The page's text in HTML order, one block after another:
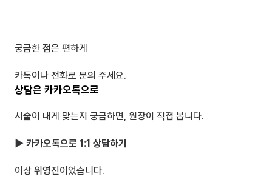
궁금한 점은 편하게
카톡이나 전화로 문의 주세요.
상담은 카카오톡으로
시술이 내게 맞는지 궁금하면, 원장이 직접 봅니다.
▶ 카카오톡으로 1:1 상담하기
이상 위영진이었습니다.